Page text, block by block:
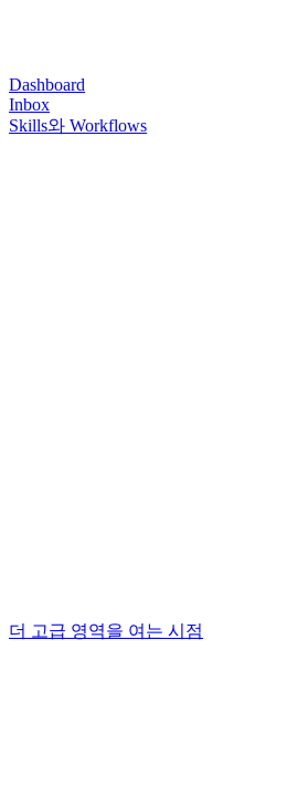
Dashboard
Inbox
Skills와 Workflows
더 고급 영역을 여는 시점